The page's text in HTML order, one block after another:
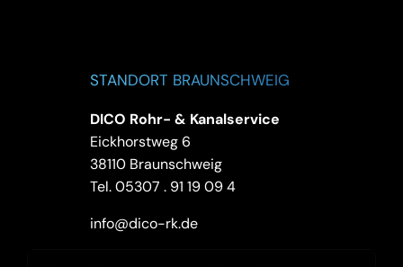
STANDORT BRAUNSCHWEIG
DICO Rohr- & Kanalservice
Eickhorstweg 6
38110 Braunschweig
Tel.05307 . 91 19 09 4
info@dico-rk.de